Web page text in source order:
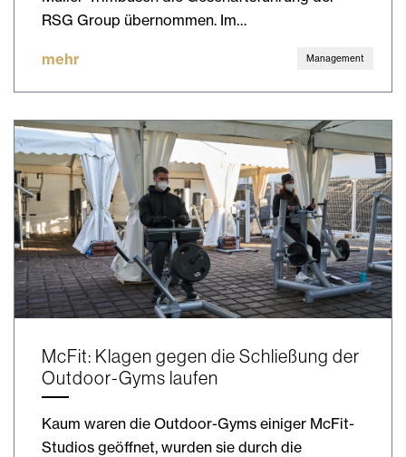
RSG Group übernommen. Im…
mehr Management
McFit: Klagen gegen die Schließung der
Outdoor-Gyms laufen
Kaum waren die Outdoor-Gyms einiger McFit-
Studios geöffnet, wurden sie durch die